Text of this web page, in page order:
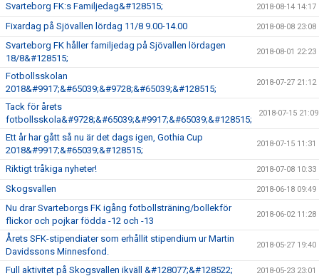
Svarteborg FK:s Familjedag&#128515; 2018-08-14 14:17
Fixardag på Sjövallen lördag 11/8 9.00-14.00 2018-08-08 23:08
Svarteborg FK håller familjedag på Sjövallen lördagen
18/8&#128515;
2018-08-01 22:23
Fotbollsskolan
2018&#9917;&#65039;&#9728;&#65039;&#128515;
2018-07-27 21:12
Tack för årets
fotbollsskola&#9728;&#65039;&#9917;&#65039;&#128515;
2018-07-15 21:09
Ett år har gått så nu är det dags igen, Gothia Cup
2018&#9917;&#65039;&#128515;
2018-07-15 11:31
Riktigt tråkiga nyheter! 2018-07-08 10:33
Skogsvallen 2018-06-18 09:49
Nu drar Svarteborgs FK igång fotbollsträning/bollekför
flickor och pojkar födda -12 och -13
2018-06-02 11:28
Årets SFK-stipendiater som erhållit stipendium ur Martin
Davidssons Minnesfond.
2018-05-27 19:40
Full aktivitet på Skogsvallen ikväll &#128077;&#128522; 2018-05-23 23:01